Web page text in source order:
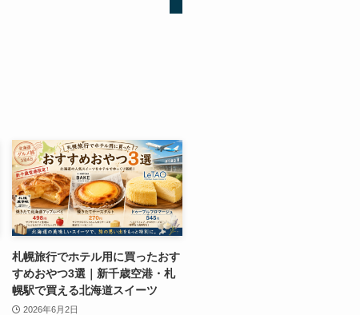
札幌旅行でホテル用に買ったおす
すめおやつ3選｜新千歳空港・札
幌駅で買える北海道スイーツ
2026年6月2日